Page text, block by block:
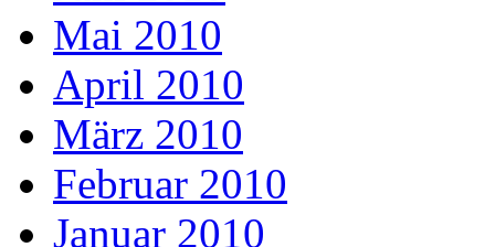
Mai 2010
April 2010
März 2010
Februar 2010
Januar 2010